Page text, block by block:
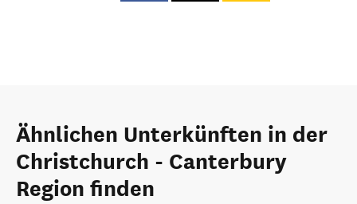
Ähnlichen Unterkünften in der
Christchurch - Canterbury
Region finden